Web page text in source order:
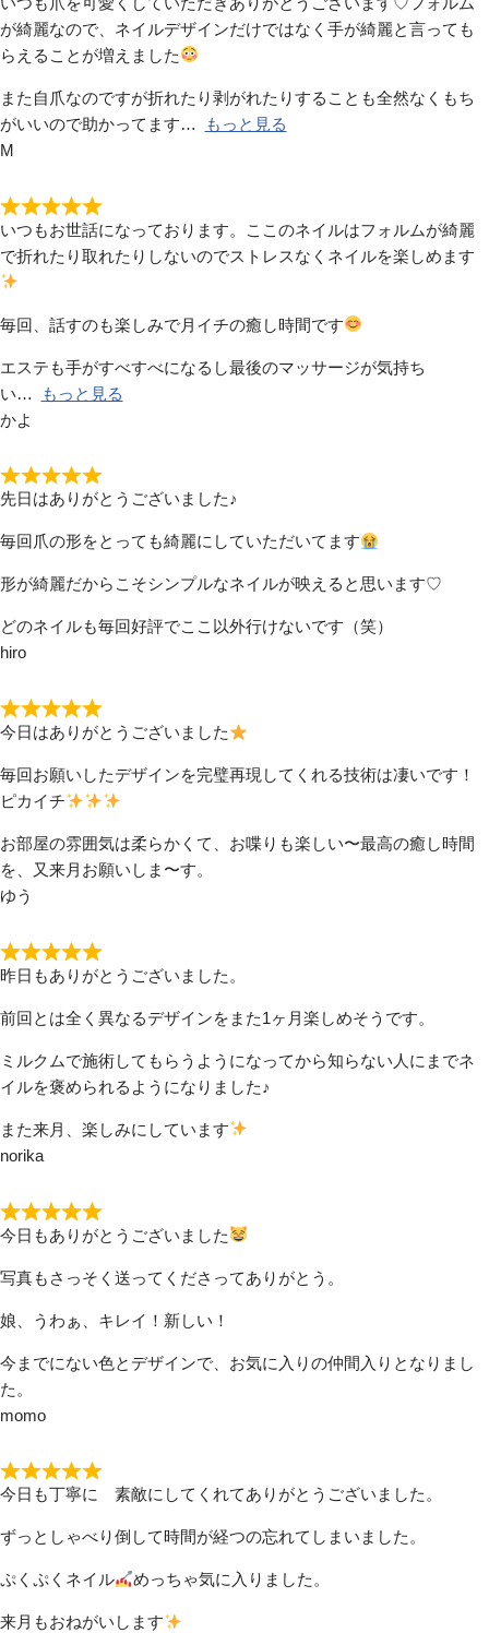
が綺麗なので、ネイルデザインだけではなく手が綺麗と言っても
らえることが増えました
また自爪なのですが折れたり剥がれたりすることも全然なくもち
がいいので助かってます
もっと見る
M
いつもお世話になっております。ここのネイルはフォルムが綺麗
で折れたり取れたりしないのでストレスなくネイルを楽しめます
毎回、話すのも楽しみで月イチの癒し時間です
エステも手がすべすべになるし最後のマッサージが気持ち
い
もっと見る
かよ
先日はありがとうございました♪
毎回爪の形をとっても綺麗にしていただいてます
形が綺麗だからこそシンプルなネイルが映えると思います♡
どのネイルも毎回好評でここ以外行けないです（笑）
hiro
今日はありがとうございました
毎回お願いしたデザインを完璧再現してくれる技術は凄いです！
ピカイチ
お部屋の雰囲気は柔らかくて、お喋りも楽しい〜最高の癒し時間
を、又来月お願いしま〜す。
ゆう
昨日もありがとうございました。
前回とは全く異なるデザインをまた1ヶ月楽しめそうです。
ミルクムで施術してもらうようになってから知らない人にまでネ
イルを褒められるようになりました♪
また来月、楽しみにしています
norika
今日もありがとうございました
写真もさっそく送ってくださってありがとう。
娘、うわぁ、キレイ！新しい！
今までにない色とデザインで、お気に入りの仲間入りとなりまし
た。
momo
今日も丁寧に 素敵にしてくれてありがとうございました。
ずっとしゃべり倒して時間が経つの忘れてしまいました。
ぷくぷくネイル めっちゃ気に入りました。
来月もおねがいします